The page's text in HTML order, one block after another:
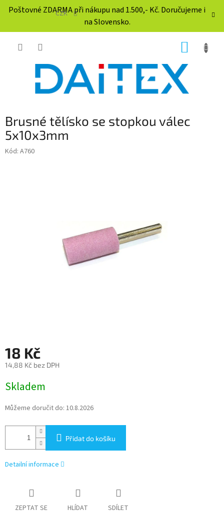
Poštovné ZDARMA při nákupu nad 1.500,- Kč. Doručujeme i
na Slovensko.
CZK
Brusné tělísko se stopkou válec
5x10x3mm
Kód: A760
18 Kč
14,88 Kč bez DPH
cena:
Skladem
Můžeme doručit do: 10.8.2026
Přidat do košíku
Detailní informace
ZEPTAT SE HLÍDAT SDÍLET